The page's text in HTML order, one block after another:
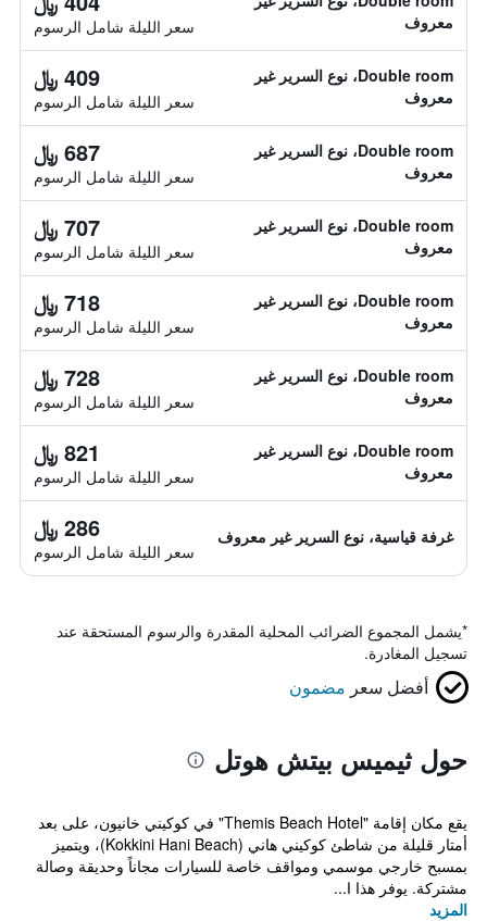
معروف
سعر الليلة شامل الرسوم
Double room، نوع السرير غير
معروف
409 ﷼
سعر الليلة شامل الرسوم
Double room، نوع السرير غير
معروف
687 ﷼
سعر الليلة شامل الرسوم
Double room، نوع السرير غير
معروف
707 ﷼
سعر الليلة شامل الرسوم
Double room، نوع السرير غير
معروف
718 ﷼
سعر الليلة شامل الرسوم
Double room، نوع السرير غير
معروف
728 ﷼
سعر الليلة شامل الرسوم
Double room، نوع السرير غير
معروف
821 ﷼
سعر الليلة شامل الرسوم
غرفة قياسية، نوع السرير غير معروف 286 ﷼
سعر الليلة شامل الرسوم
*يشمل المجموع الضرائب المحلية المقدرة والرسوم المستحقة عند
تسجيل المغادرة.
أفضل سعر مضمون
حول ثيميس بيتش هوتل
يقع مكان إقامة "Themis Beach Hotel" في كوكيني خانيون، على بعد
أمتار قليلة من شاطئ كوكيني هاني (Kokkini Hani Beach)، ويتميز
بمسبح خارجي موسمي ومواقف خاصة للسيارات مجاناً وحديقة وصالة
مشتركة. يوفر هذا ا...
المزيد